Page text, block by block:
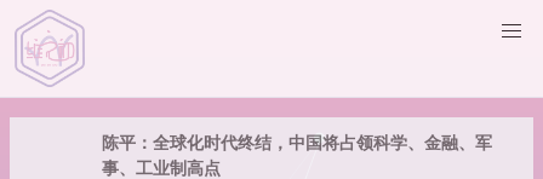
陈平：全球化时代终结，中国将占领科学、金融、军
事、工业制高点